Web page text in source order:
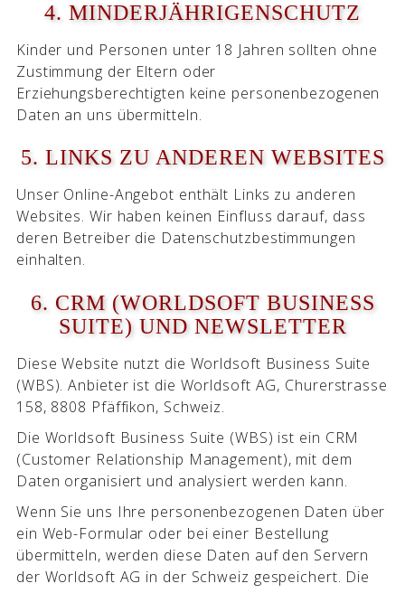
4. MINDERJÄHRIGENSCHUTZ
Kinder und Personen unter 18 Jahren sollten ohne
Zustimmung der Eltern oder
Erziehungsberechtigten keine personenbezogenen
Daten an uns übermitteln.
5. LINKS ZU ANDEREN WEBSITES
Unser Online-Angebot enthält Links zu anderen
Websites. Wir haben keinen Einfluss darauf, dass
deren Betreiber die Datenschutzbestimmungen
einhalten.
6. CRM (WORLDSOFT BUSINESS
SUITE) UND NEWSLETTER
Diese Website nutzt die Worldsoft Business Suite
(WBS). Anbieter ist die Worldsoft AG, Churerstrasse
158, 8808 Pfäffikon, Schweiz.
Die Worldsoft Business Suite (WBS) ist ein CRM
(Customer Relationship Management), mit dem
Daten organisiert und analysiert werden kann.
Wenn Sie uns Ihre personenbezogenen Daten über
ein Web-Formular oder bei einer Bestellung
übermitteln, werden diese Daten auf den Servern
der Worldsoft AG in der Schweiz gespeichert. Die